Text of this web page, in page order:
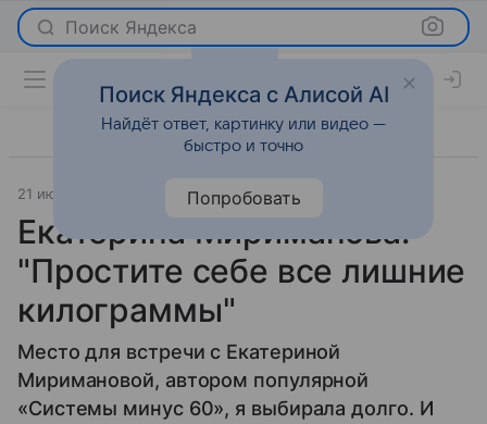
Поиск Яндекса
21 июля 2009
Екатерина Мириманова:
"Простите себе все лишние
килограммы"
Место для встречи с Екатериной
Миримановой, автором популярной
«Системы минус 60», я выбирала долго. И
Поиск Яндекса с Алисой AI
Найдёт ответ, картинку или видео —
быстро и точно
Попробовать